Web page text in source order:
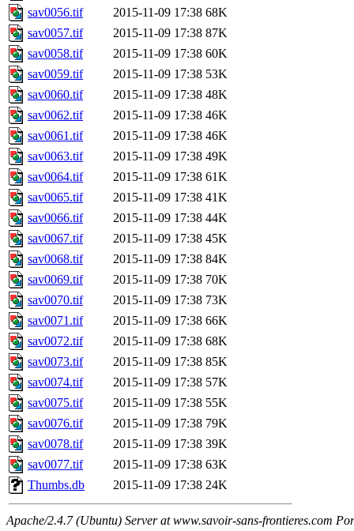
sav0056.tif
2015-11-09 17:38 68K
sav0057.tif
2015-11-09 17:38 87K
sav0058.tif
2015-11-09 17:38 60K
sav0059.tif
2015-11-09 17:38 53K
sav0060.tif
2015-11-09 17:38 48K
sav0062.tif
2015-11-09 17:38 46K
sav0061.tif
2015-11-09 17:38 46K
sav0063.tif
2015-11-09 17:38 49K
sav0064.tif
2015-11-09 17:38 61K
sav0065.tif
2015-11-09 17:38 41K
sav0066.tif
2015-11-09 17:38 44K
sav0067.tif
2015-11-09 17:38 45K
sav0068.tif
2015-11-09 17:38 84K
sav0069.tif
2015-11-09 17:38 70K
sav0070.tif
2015-11-09 17:38 73K
sav0071.tif
2015-11-09 17:38 66K
sav0072.tif
2015-11-09 17:38 68K
sav0073.tif
2015-11-09 17:38 85K
sav0074.tif
2015-11-09 17:38 57K
sav0075.tif
2015-11-09 17:38 55K
sav0076.tif
2015-11-09 17:38 79K
sav0078.tif
2015-11-09 17:38 39K
sav0077.tif
2015-11-09 17:38 63K
Thumbs.db
2015-11-09 17:38 24K
Apache/2.4.7 (Ubuntu) Server at www.savoir-sans-frontieres.com